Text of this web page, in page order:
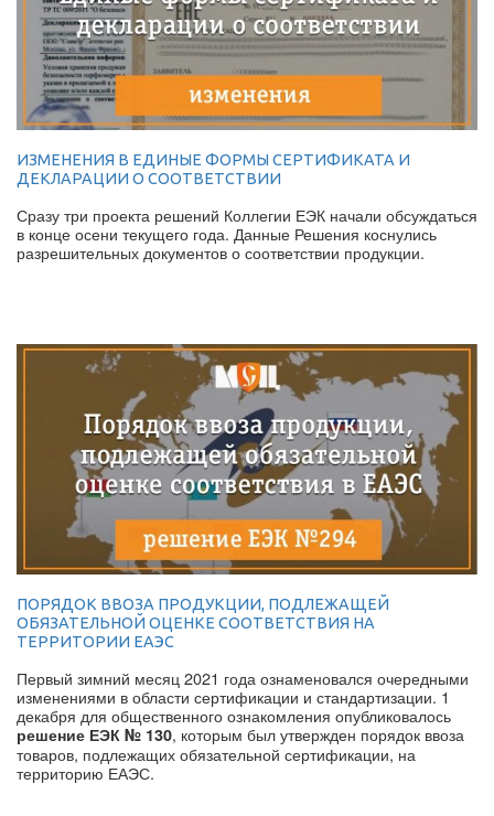
ИЗМЕНЕНИЯ В ЕДИНЫЕ ФОРМЫ СЕРТИФИКАТА И
ДЕКЛАРАЦИИ О СООТВЕТСТВИИ
Сразу три проекта решений Коллегии ЕЭК начали обсуждаться
в конце осени текущего года. Данные Решения коснулись
разрешительных документов о соответствии продукции.
ПОРЯДОК ВВОЗА ПРОДУКЦИИ, ПОДЛЕЖАЩЕЙ
ОБЯЗАТЕЛЬНОЙ ОЦЕНКЕ СООТВЕТСТВИЯ НА
ТЕРРИТОРИИ ЕАЭС
Первый зимний месяц 2021 года ознаменовался очередными
изменениями в области сертификации и стандартизации. 1
декабря для общественного ознакомления опубликовалось
решение ЕЭК № 130, которым был утвержден порядок ввоза
товаров, подлежащих обязательной сертификации, на
территорию ЕАЭС.